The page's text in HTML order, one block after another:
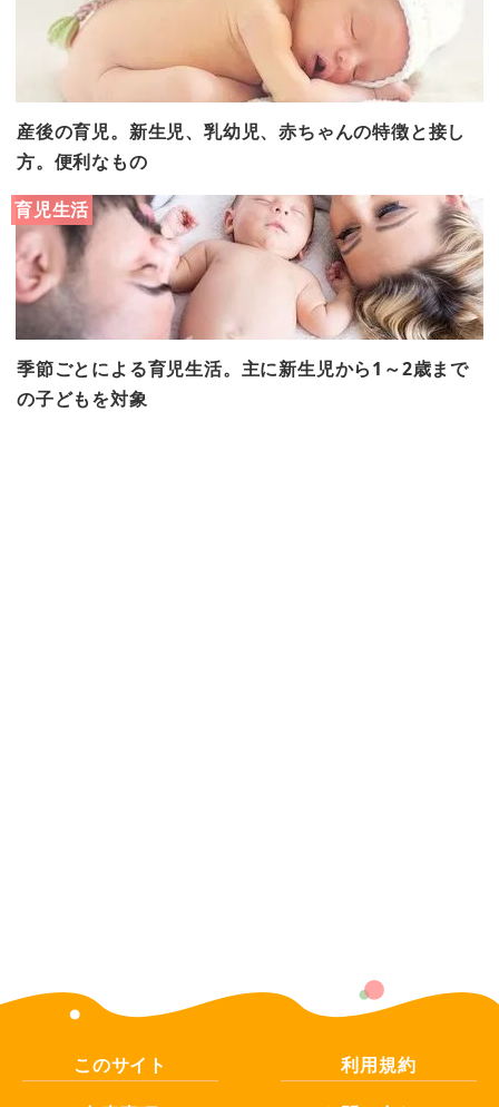
産後の育児。新生児、乳幼児、赤ちゃんの特徴と接し
方。便利なもの
育児生活
季節ごとによる育児生活。主に新生児から1～2歳まで
の子どもを対象
このサイト
利用規約